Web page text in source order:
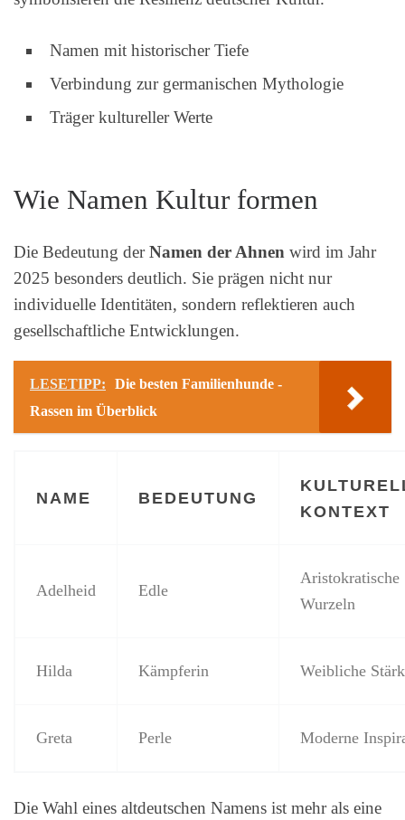
Namen mit historischer Tiefe
Verbindung zur germanischen Mythologie
Träger kultureller Werte
Wie Namen Kultur formen
Die Bedeutung derNamen der Ahnen wird im Jahr
2025 besonders deutlich. Sie prägen nicht nur
individuelle Identitäten, sondern reflektieren auch
gesellschaftliche Entwicklungen.
LESETIPP:
Die besten Familienhunde -
Rassen im Überblick
NAME BEDEUTUNG
KONTEXT
Adelheid Edle
Aristokratische
Wurzeln
Hilda Kämpferin Weibliche
Greta Perle Moderne
Die Wahl eines altdeutschen Namens ist mehr als eine